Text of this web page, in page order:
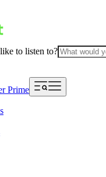
to listen to?
Prime